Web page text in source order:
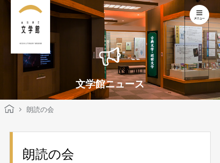
KOCHI LITERARY MUSEUM
文学館ニュース
朗読の会
朗読の会